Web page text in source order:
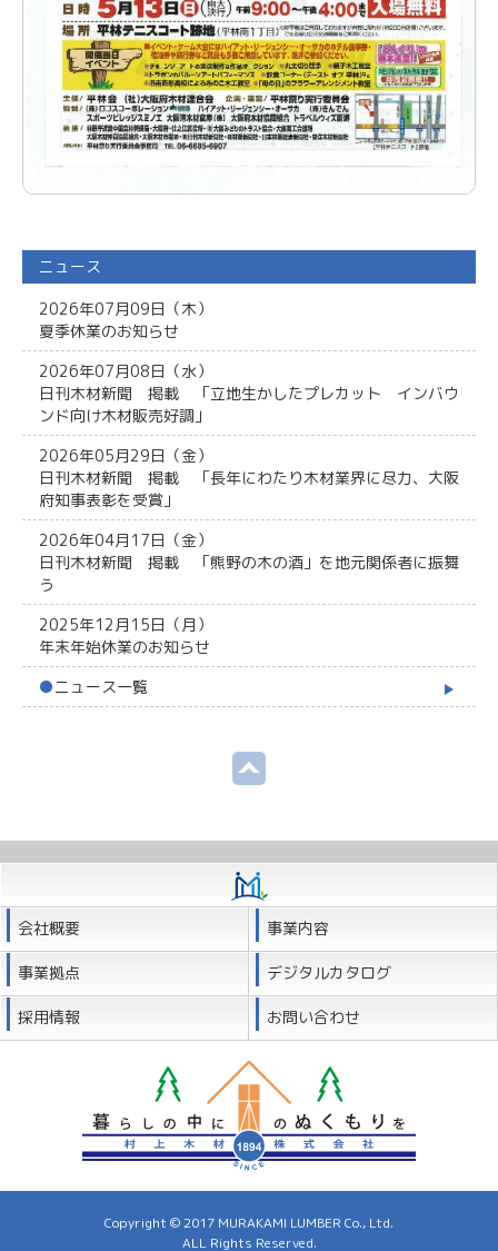
ニュース
2026年07月09日（木）
夏季休業のお知らせ
2026年07月08日（水）
日刊木材新聞 掲載 「立地生かしたプレカット インバウ
ンド向け木材販売好調」
2026年05月29日（金）
日刊木材新聞 掲載 「長年にわたり木材業界に尽力、大阪
府知事表彰を受賞」
2026年04月17日（金）
日刊木材新聞 掲載 「熊野の木の酒」を地元関係者に振舞
う
2025年12月15日（月）
年末年始休業のお知らせ
● ニュース一覧
会社概要 事業内容
事業拠点 デジタルカタログ
採用情報 お問い合わせ
Copyright © 2017 MURAKAMI LUMBER Co., Ltd.
ALL Rights Reserved.